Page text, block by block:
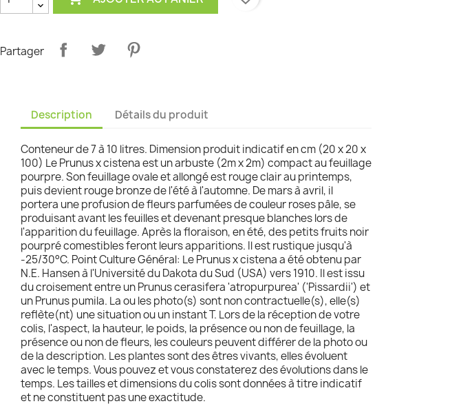
Partager
Description Détails du produit
Conteneur de 7 à 10 litres. Dimension produit indicatif en cm (20 x 20 x
100) Le Prunus x cistena est un arbuste (2m x 2m) compact au feuillage
pourpre. Son feuillage ovale et allongé est rouge clair au printemps,
puis devient rouge bronze de l'été à l'automne. De mars à avril, il
portera une profusion de fleurs parfumées de couleur roses pâle, se
produisant avant les feuilles et devenant presque blanches lors de
l'apparition du feuillage. Après la floraison, en été, des petits fruits noir
pourpré comestibles feront leurs apparitions. Il est rustique jusqu'à
-25/30°C. Point Culture Général: Le Prunus x cistena a été obtenu par
N.E. Hansen à l'Université du Dakota du Sud (USA) vers 1910. Il est issu
du croisement entre un Prunus cerasifera 'atropurpurea' ('Pissardii') et
un Prunus pumila. La ou les photo(s) sont non contractuelle(s), elle(s)
reflète(nt) une situation ou un instant T. Lors de la réception de votre
colis, l'aspect, la hauteur, le poids, la présence ou non de feuillage, la
présence ou non de fleurs, les couleurs peuvent différer de la photo ou
de la description. Les plantes sont des êtres vivants, elles évoluent
avec le temps. Vous pouvez et vous constaterez des évolutions dans le
temps. Les tailles et dimensions du colis sont données à titre indicatif
et ne constituent pas une exactitude.